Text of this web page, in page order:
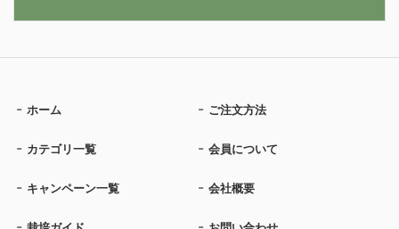
ホーム ご注文方法
カテゴリ一覧 会員について
キャンペーン一覧 会社概要